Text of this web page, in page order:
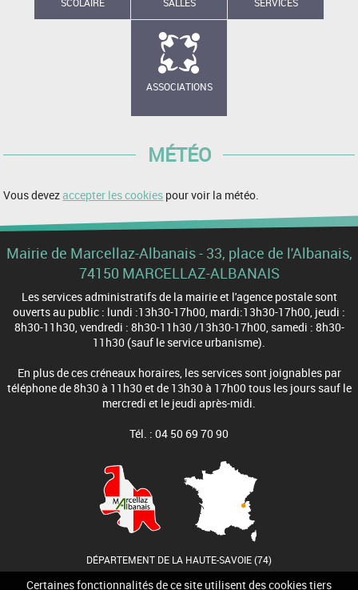
Certaines fonctionnalités de ce site utilisent des cookies tiers
ASSOCIATIONS
MÉTÉO
Vous devezaccepter les cookies pour voir la météo.
Mairie de Marcellaz-Albanais - 33, place de l'Albanais,
74150 MARCELLAZ-ALBANAIS
Les services administratifs de la mairie et l'agence postale sont
ouverts au public : lundi :13h30-17h00, mardi:13h30-17h00, jeudi :
8h30-11h30, vendredi : 8h30-11h30 /13h30-17h00, samedi : 8h30-
11h30 (sauf le service urbanisme).
En plus de ces créneaux horaires, les services sont joignables par
téléphone de 8h30 à 11h30 et de 13h30 à 17h00 tous les jours sauf le
mercredi et le jeudi après-midi.
Tél. : 04 50 69 70 90
DÉPARTEMENT DE LA HAUTE-SAVOIE (74)